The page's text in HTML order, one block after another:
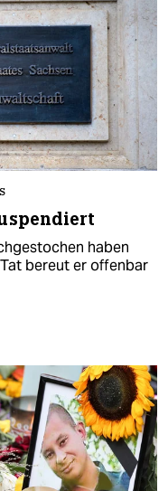
haben
bereut er offenbar